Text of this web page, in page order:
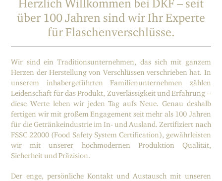
Herzlich Willkommen bei DKF – seit
über 100 Jahren sind wir Ihr Experte
für Flaschenverschlüsse.
Wir sind ein Traditionsunternehmen, das sich mit ganzem
Herzen der Herstellung von Verschlüssen verschrieben hat. In
unserem inhabergeführten Familienunternehmen zählen
Leidenschaft für das Produkt, Zuverlässigkeit und Erfahrung –
diese Werte leben wir jeden Tag aufs Neue. Genau deshalb
fertigen wir mit großem Engagement seit mehr als 100 Jahren
für die Getränkeindustrie im In- und Ausland. Zertifiziert nach
FSSC 22000 (Food Safety System Certification), gewährleisten
wir mit unserer hochmodernen Produktion Qualität,
Sicherheit und Präzision.
Der enge, persönliche Kontakt und Austausch mit unseren